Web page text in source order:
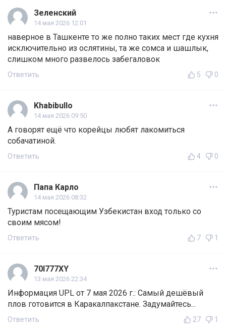
Зеленский
14 мая 2026 12:01
наверное в Ташкенте то же полно таких мест где кухня
исключительно из ослятины, та же сомса и шашлык,
слишком много развелось забегаловок
Ответить 5 0
Khabibullo
14 мая 2026 09:50
А говорят ещё что корейцы любят лакомиться
собачатиной.
Ответить 4 0
Папа Карло
14 мая 2026 08:32
Туристам посещающим Узбекистан вход только со
своим мясом!
Ответить 7 1
70I777XY
13 мая 2026 22:34
Информация UPL от 7 мая 2026 г.: Самый дешёвый
плов готовится в Каракалпакстане. Задумайтесь...
Ответить 27 1